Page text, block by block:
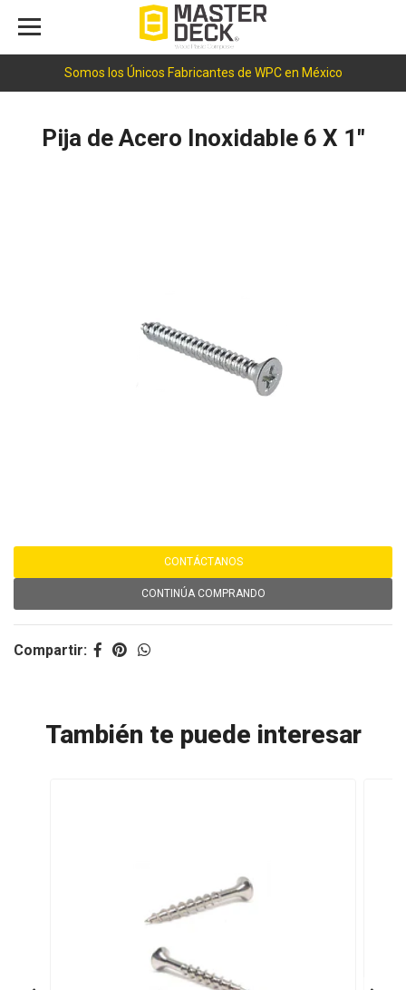
Somos los Únicos Fabricantes de WPC en México
Pija de Acero Inoxidable 6 X 1"
CONTÁCTANOS
CONTINÚA COMPRANDO
Compartir:
También te puede interesar